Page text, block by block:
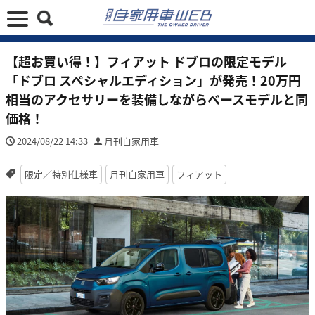
【超お買い得！】フィアット ドブロの限定モデル
「ドブロ スペシャルエディション」が発売！20万円
相当のアクセサリーを装備しながらベースモデルと同
価格！
2024/08/22 14:33 月刊自家用車
限定／特別仕様車 月刊自家用車 フィアット